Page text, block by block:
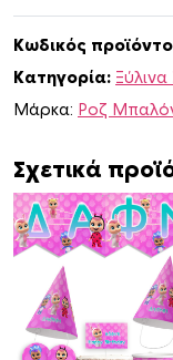
γ
ο
ύ
α
Κ
λ
α
λ
Κωδικός
Κατηγορία:
Μάρκα: Ροζ
Σχετικά